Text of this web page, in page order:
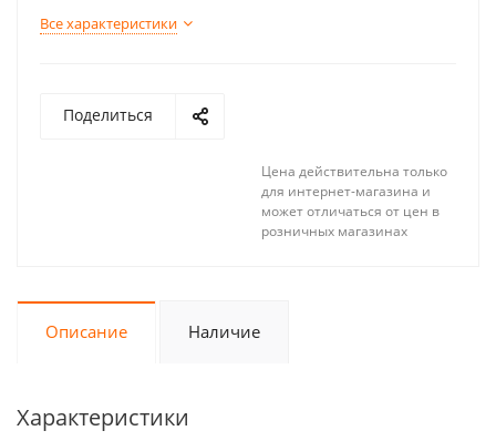
Все характеристики
Поделиться
Цена действительна только
для интернет-магазина и
может отличаться от цен в
розничных магазинах
Описание Наличие
Характеристики